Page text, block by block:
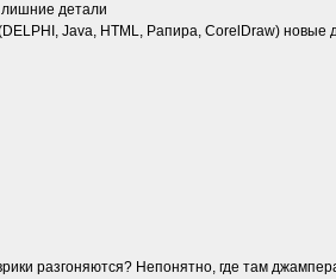
детали
Java, HTML, Рапира, CorelDraw) новые
разгоняются? Непонятно, где там